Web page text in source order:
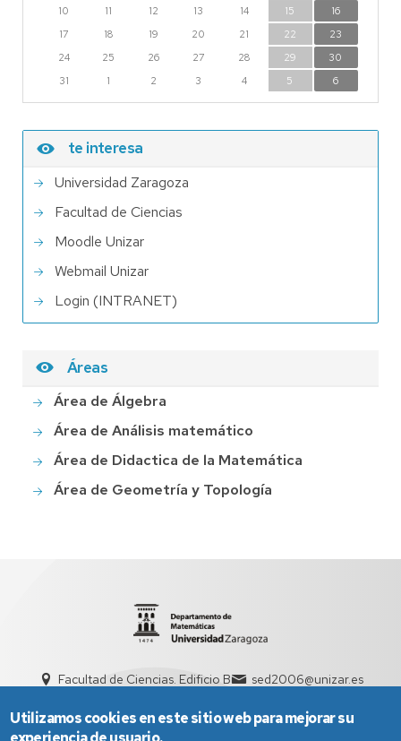
10
11 12 13 14 15
16
17
18 19 20 21 22
23
24
25 26 27 28 29
30
31
1 2 3 4 5 6
te interesa
Universidad Zaragoza
Facultad de Ciencias
Moodle Unizar
Webmail Unizar
Login (INTRANET)
Áreas
Área de Álgebra
Área de Análisis matemático
Área de Didactica de la Matemática
Área de Geometría y Topología
Facultad de Ciencias. Edificio B
sed2006@unizar.es
Utilizamos cookies en este sitio web para mejorar su